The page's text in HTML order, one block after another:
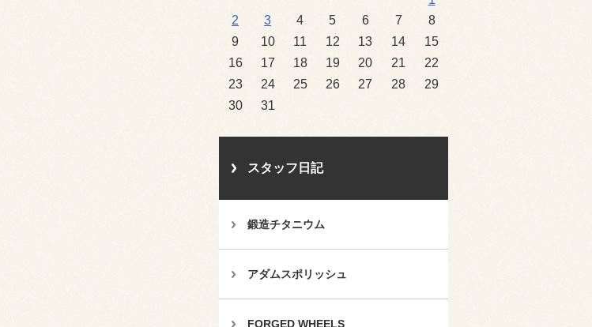
2
3 4 5 6 7
8
9
10 11 12 13 14
15
16
17 18 19 20 21
22
23
24 25 26 27 28
29
30
31
スタッフ日記
鍛造チタニウム
アダムスポリッシュ
FORGED WHEELS